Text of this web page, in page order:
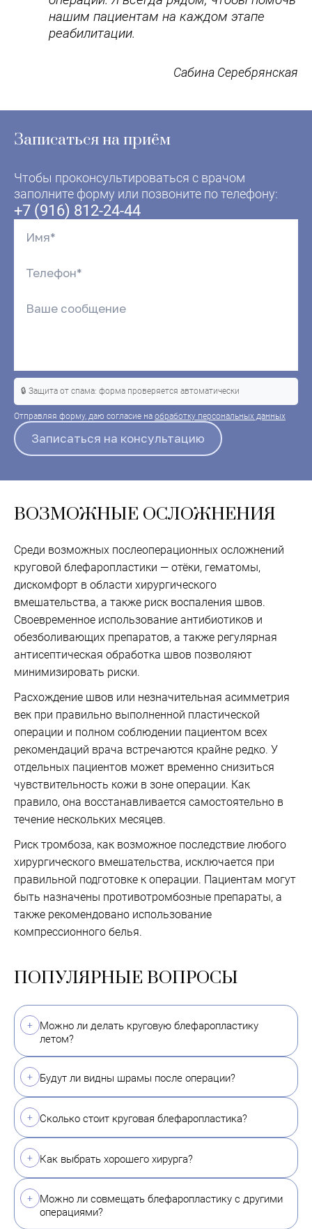
нашим пациентам на каждом этапе
реабилитации.
Сабина Серебрянская
Записаться на приём
🔒 Защита от спама: форма проверяется автоматически
Отправляя форму, даю согласие на обработку персональных данных
Чтобы проконсультироваться с врачом
заполните форму или позвоните по телефону:
+7 (916) 812-24-44
ВОЗМОЖНЫЕ ОСЛОЖНЕНИЯ
Среди возможных послеоперационных осложнений
круговой блефаропластики — отёки, гематомы,
дискомфорт в области хирургического
вмешательства, а также риск воспаления швов.
Своевременное использование антибиотиков и
обезболивающих препаратов, а также регулярная
антисептическая обработка швов позволяют
минимизировать риски.
Расхождение швов или незначительная асимметрия
век при правильно выполненной пластической
операции и полном соблюдении пациентом всех
рекомендаций врача встречаются крайне редко. У
отдельных пациентов может временно снизиться
чувствительность кожи в зоне операции. Как
правило, она восстанавливается самостоятельно в
течение нескольких месяцев.
Риск тромбоза, как возможное последствие любого
хирургического вмешательства, исключается при
правильной подготовке к операции. Пациентам могут
быть назначены противотромбозные препараты, а
также рекомендовано использование
компрессионного белья.
ПОПУЛЯРНЫЕ ВОПРОСЫ
Можно ли делать круговую блефаропластику
летом?
Будут ли видны шрамы после операции?
Сколько стоит круговая блефаропластика?
Как выбрать хорошего хирурга?
Можно ли совмещать блефаропластику с другими
операциями?